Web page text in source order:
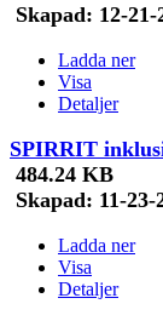
Skapad: 12-21-
Ladda ner
Visa
Detaljer
SPIRRIT
484.24 KB
Skapad: 11-23-
Ladda ner
Visa
Detaljer